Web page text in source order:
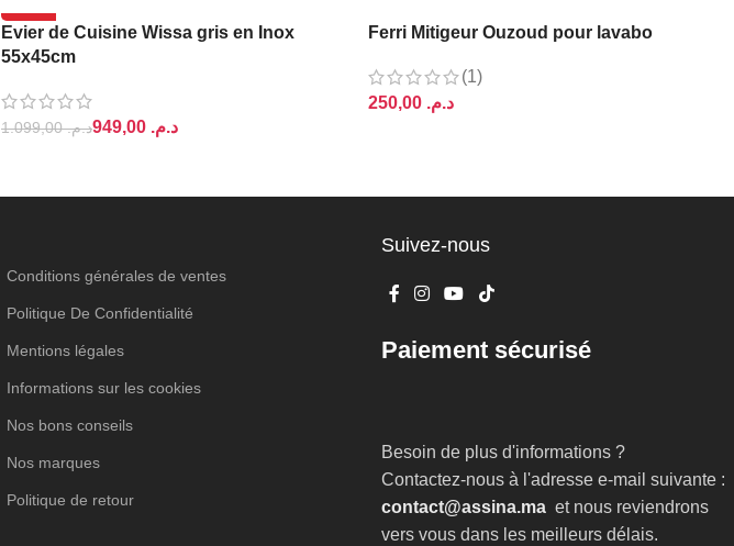
-14%
Evier de Cuisine Wissa gris en Inox
55x45cm
د.م.1.099,00 د.م.
Ferri Mitigeur Ouzoud pour lavabo
(1)
د.م.
Conditions générales de ventes
Politique De Confidentialité
Mentions légales
Informations sur les cookies
Nos bons conseils
Nos marques
Politique de retour
Suivez-nous
Paiement sécurisé
Besoin de plus d'informations ?
Contactez-nous à l'adresse e-mail suivante :
contact@assina.ma et nous reviendrons
vers vous dans les meilleurs délais.